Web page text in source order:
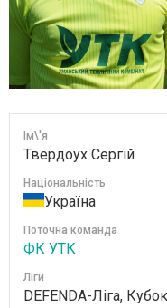
Ім\'я
Твердоух Сергій
Національність
Україна
Поточна команда
ФК УТК
Ліги
DEFENDA-Ліга,